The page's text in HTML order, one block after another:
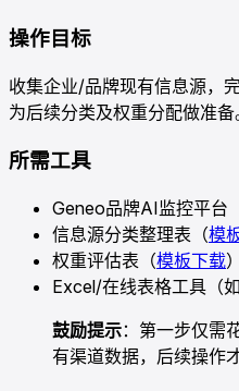
操作目标
收集企业/品牌现有信息源，
为后续分类及权重分配做准备
所需工具
Geneo品牌AI监控平台
信息源分类整理表（模
权重评估表（模板下载）
Excel/在线表格工具（
鼓励提示：第一步仅需
有渠道数据，后续操作